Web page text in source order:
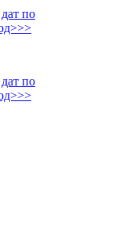
по
по